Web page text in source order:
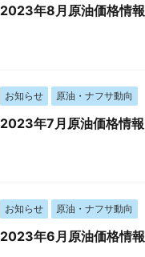
2023年8月原油価格情報
お知らせ 原油・ナフサ動向
2023年7月原油価格情報
お知らせ 原油・ナフサ動向
2023年6月原油価格情報